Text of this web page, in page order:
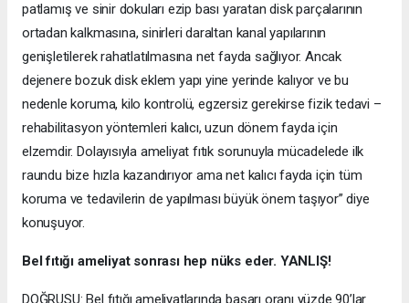
patlamış ve sinir dokuları ezip bası yaratan disk parçalarının
ortadan kalkmasına, sinirleri daraltan kanal yapılarının
genişletilerek rahatlatılmasına net fayda sağlıyor. Ancak
dejenere bozuk disk eklem yapı yine yerinde kalıyor ve bu
nedenle koruma, kilo kontrolü, egzersiz gerekirse fizik tedavi –
rehabilitasyon yöntemleri kalıcı, uzun dönem fayda için
elzemdir. Dolayısıyla ameliyat fıtık sorunuyla mücadelede ilk
raundu bize hızla kazandırıyor ama net kalıcı fayda için tüm
koruma ve tedavilerin de yapılması büyük önem taşıyor” diye
konuşuyor.
Bel fıtığı ameliyat sonrası hep nüks eder. YANLIŞ!
DOĞRUSU: Bel fıtığı ameliyatlarında başarı oranı yüzde 90’lar